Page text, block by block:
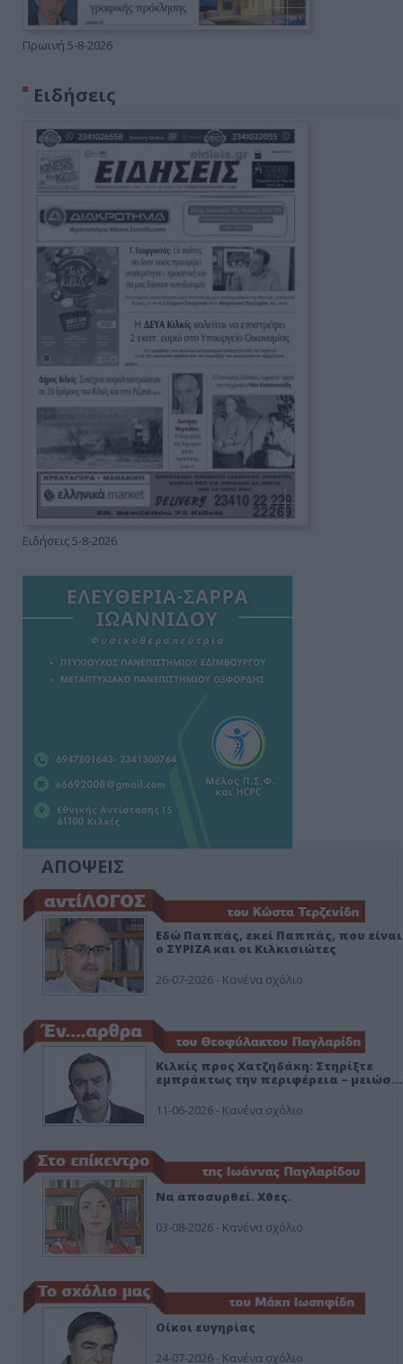
Πρωινή 5-8-2026
Ειδήσεις
Ειδήσεις 5-8-2026
ΑΠΟΨΕΙΣ
Εδώ Παππάς, εκεί Παππάς, που είναι
ο ΣΥΡΙΖΑ και οι Κιλκισιώτες
26-07-2026 - Κανένα σχόλιο
Κιλκίς προς Χατζηδάκη: Στηρίξτε
εμπράκτως την περιφέρεια – μειώσ…
11-06-2026 - Κανένα σχόλιο
Να αποσυρθεί. Χθες.
03-08-2026 - Κανένα σχόλιο
Οίκοι ευγηρίας
24-07-2026 - Κανένα σχόλιο